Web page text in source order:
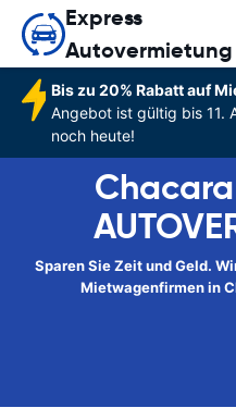
Express
Autovermietung
Bis zu 20% Rabatt auf
Angebot ist gültig bis 11.
noch heute!
Sparen Sie Zeit und Geld.
Mietwagenfirmen in